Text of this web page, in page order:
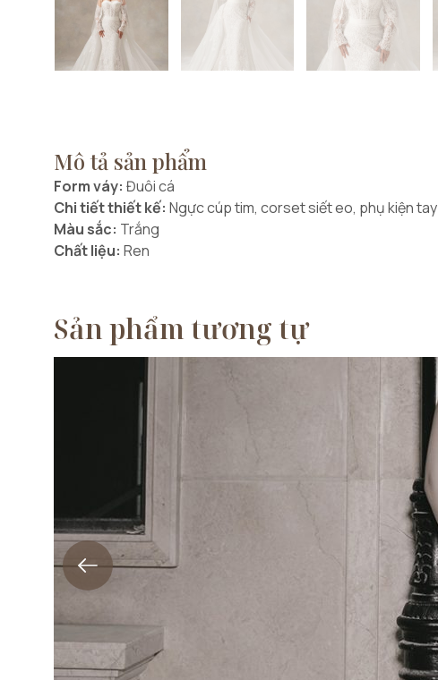
Mô tả sản phẩm
Form váy: Đuôi cá
Chi tiết thiết kế: Ngực cúp tim, corset siết eo, phụ kiện
Màu sắc: Trắng
Chất liệu: Ren
Sản phẩm tương tự